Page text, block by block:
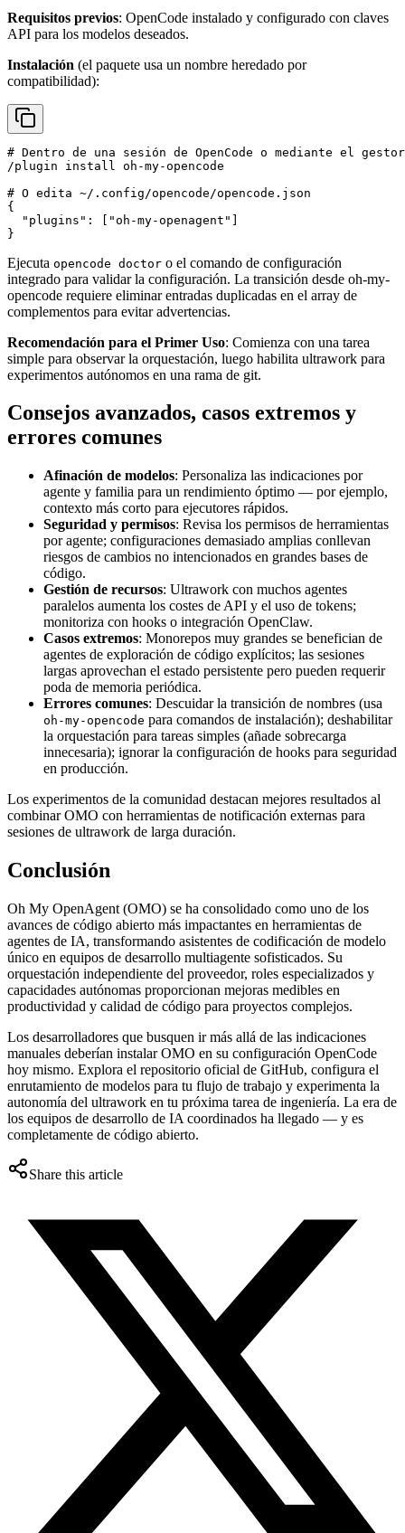
Requisitos previos: OpenCode instalado y configurado con claves
API para los modelos deseados.
Instalación (el paquete usa un nombre heredado por
compatibilidad):
# Dentro de una sesión de OpenCode o mediante el gestor
/plugin install oh-my-opencode
# O edita ~/.config/opencode/opencode.json
{
  "plugins": ["oh-my-openagent"]
Ejecuta opencode doctor o el comando de configuración
integrado para validar la configuración. La transición desde oh-my-
opencode requiere eliminar entradas duplicadas en el array de
complementos para evitar advertencias.
Recomendación para el Primer Uso: Comienza con una tarea
simple para observar la orquestación, luego habilita ultrawork para
experimentos autónomos en una rama de git.
Consejos avanzados, casos extremos y
errores comunes
Afinación de modelos: Personaliza las indicaciones por
agente y familia para un rendimiento óptimo — por ejemplo,
contexto más corto para ejecutores rápidos.
Seguridad y permisos: Revisa los permisos de herramientas
por agente; configuraciones demasiado amplias conllevan
riesgos de cambios no intencionados en grandes bases de
código.
Gestión de recursos: Ultrawork con muchos agentes
paralelos aumenta los costes de API y el uso de tokens;
monitoriza con hooks o integración OpenClaw.
Casos extremos: Monorepos muy grandes se benefician de
agentes de exploración de código explícitos; las sesiones
largas aprovechan el estado persistente pero pueden requerir
poda de memoria periódica.
Errores comunes: Descuidar la transición de nombres (usa
oh-my-opencode para comandos de instalación); deshabilitar
la orquestación para tareas simples (añade sobrecarga
innecesaria); ignorar la configuración de hooks para seguridad
en producción.
Los experimentos de la comunidad destacan mejores resultados al
combinar OMO con herramientas de notificación externas para
sesiones de ultrawork de larga duración.
Conclusión
Oh My OpenAgent (OMO) se ha consolidado como uno de los
avances de código abierto más impactantes en herramientas de
agentes de IA, transformando asistentes de codificación de modelo
único en equipos de desarrollo multiagente sofisticados. Su
orquestación independiente del proveedor, roles especializados y
capacidades autónomas proporcionan mejoras medibles en
productividad y calidad de código para proyectos complejos.
Los desarrolladores que busquen ir más allá de las indicaciones
manuales deberían instalar OMO en su configuración OpenCode
hoy mismo. Explora el repositorio oficial de GitHub, configura el
enrutamiento de modelos para tu flujo de trabajo y experimenta la
autonomía del ultrawork en tu próxima tarea de ingeniería. La era de
los equipos de desarrollo de IA coordinados ha llegado — y es
completamente de código abierto.
Share this article